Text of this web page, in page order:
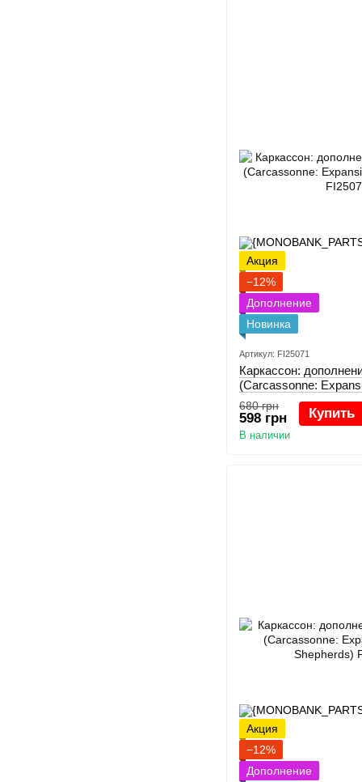
Акция
−12%
Дополнение
Новинка
Артикул: FI25071
Каркасcон:
(Carcassonne:
Crests)
680 грн
598 грн Купить
В наличии
Акция
−12%
Дополнение